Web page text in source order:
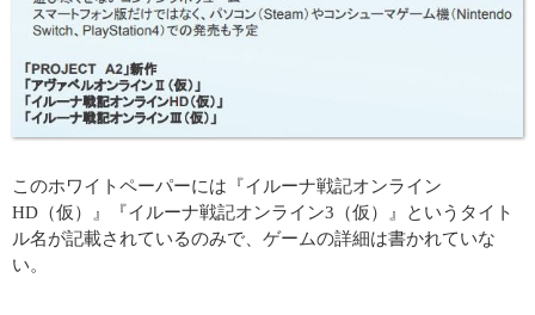
このホワイトペーパーには『イルーナ戦記オンライン
HD（仮）』『イルーナ戦記オンライン3（仮）』というタイト
ル名が記載されているのみで、ゲームの詳細は書かれていな
い。